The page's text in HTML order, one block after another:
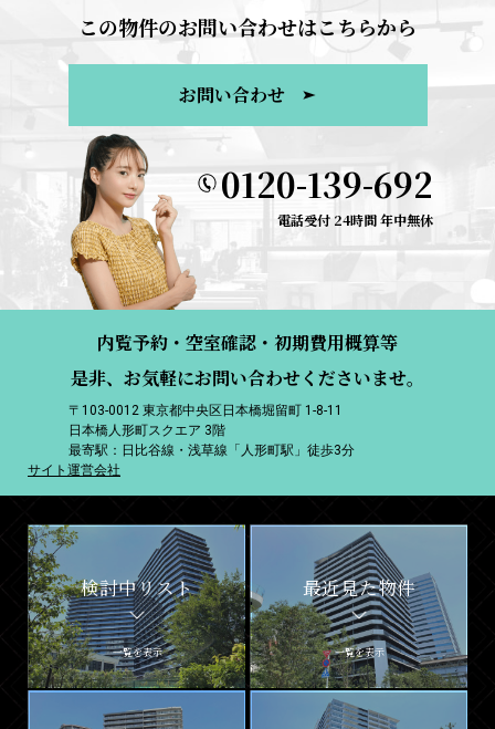
この物件のお問い合わせはこちらから
お問い合わせ
0120-139-692
電話受付 24時間 年中無休
内覧予約・空室確認・初期費用概算等
是非、お気軽にお問い合わせくださいませ。
〒103-0012 東京都中央区日本橋堀留町 1-8-11
日本橋人形町スクエア 3階
最寄駅：日比谷線・浅草線「人形町駅」徒歩3分
サイト運営会社
検討中リスト
一覧を表示
最近見た物件
一覧を表示